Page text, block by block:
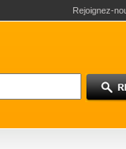
Rejoignez-